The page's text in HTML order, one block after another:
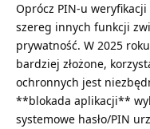
Oprócz PIN-u
szereg innych funkcji
prywatność. W 2025
bardziej złożone,
ochronnych jest
**blokada aplikacji**
systemowe hasło/PIN